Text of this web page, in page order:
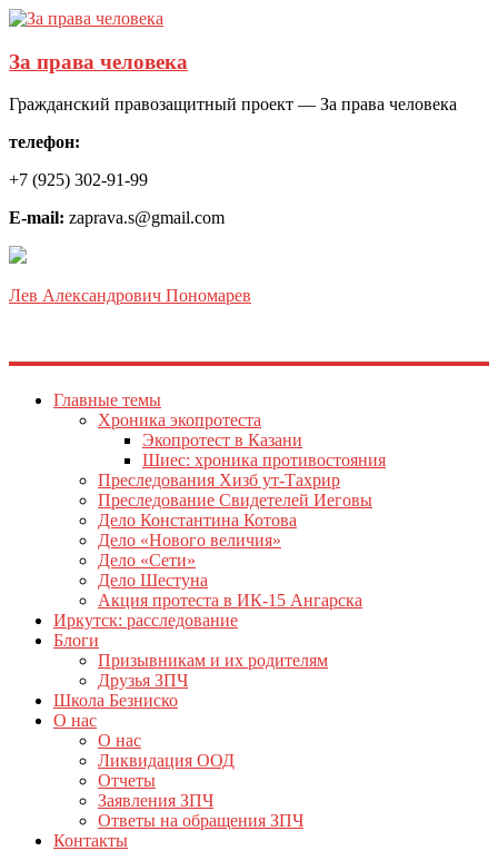
За права человека
Гражданский правозащитный проект — За права человека
телефон:
+7 (925) 302-91-99
E-mail: zaprava.s@gmail.com
Лев Александрович Пономарев
Главные темы
Хроника экопротеста
Экопротест в Казани
Шиес: хроника противостояния
Преследования Хизб ут-Тахрир
Преследование Свидетелей Иеговы
Дело Константина Котова
Дело «Нового величия»
Дело «Сети»
Дело Шестуна
Акция протеста в ИК-15 Ангарска
Иркутск: расследование
Блоги
Призывникам и их родителям
Друзья ЗПЧ
Школа Безниско
О нас
О нас
Ликвидация ООД
Отчеты
Заявления ЗПЧ
Ответы на обращения ЗПЧ
Контакты